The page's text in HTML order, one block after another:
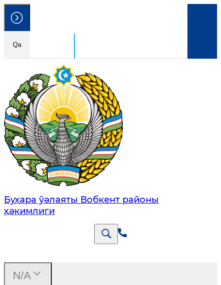
Qa
Ózbekstan Respublikası
Húkimetlik portalı
Бухара ўәлаяты Вобкент районы
ҳәкимлиги
N/A